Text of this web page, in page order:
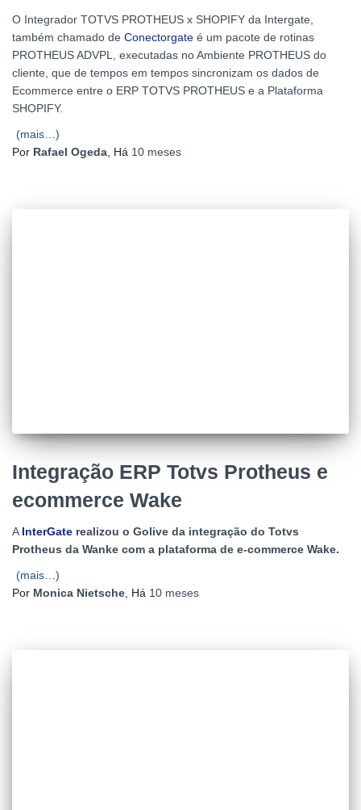
O Integrador TOTVS PROTHEUS x SHOPIFY da Intergate,
também chamado de Conectorgate é um pacote de rotinas
PROTHEUS ADVPL, executadas no Ambiente PROTHEUS do
cliente, que de tempos em tempos sincronizam os dados de
Ecommerce entre o ERP TOTVS PROTHEUS e a Plataforma
SHOPIFY.
(mais…)
Por Rafael Ogeda , Há 10 meses
Integração ERP Totvs Protheus e
ecommerce Wake
AInterGate realizou o Golive da integração do Totvs
Protheus da Wanke com a plataforma de e-commerce Wake.
(mais…)
Por Monica Nietsche, Há 10 meses